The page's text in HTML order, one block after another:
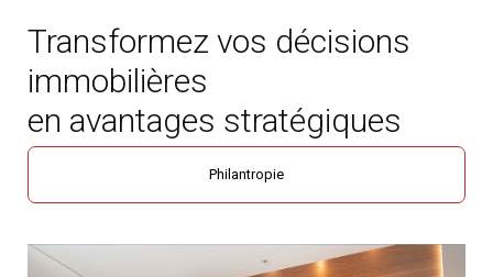
Transformez vos décisions
immobilières
en avantages stratégiques
Philantropie